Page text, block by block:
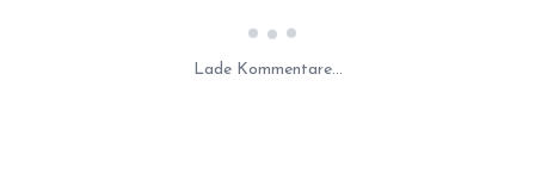
Lade Kommentare...